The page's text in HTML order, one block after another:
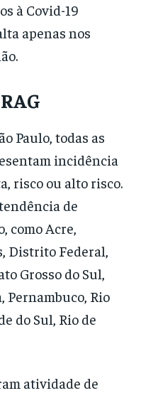
à Covid-19
apenas nos
Paulo, todas as
incidência
risco ou alto risco.
de
como Acre,
Distrito Federal,
Grosso do Sul,
Pernambuco, Rio
do Sul, Rio de
atividade de